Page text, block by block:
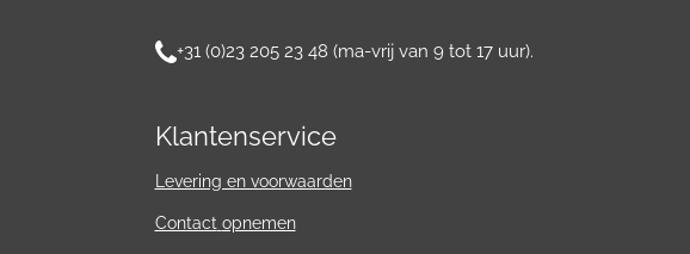
+31 (0)23 205 23 48 (ma-vrij van 9 tot 17 uur).
Klantenservice
Levering en voorwaarden
Contact opnemen